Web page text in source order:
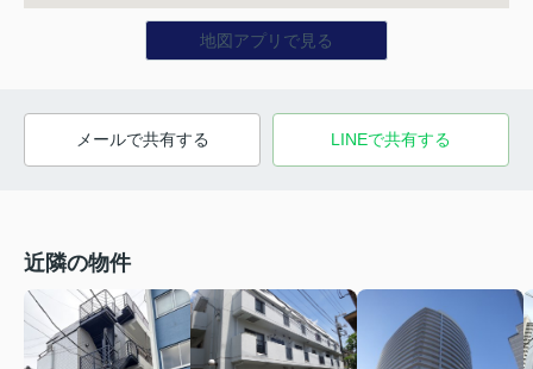
地図アプリで見る
メールで共有する LINEで共有する
近隣の物件